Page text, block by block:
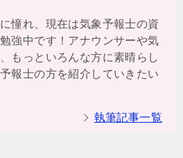
憧れ、現在は気象予報士の資
強中です！アナウンサーや気
もっといろんな方に素晴らし
報士の方を紹介していきたい
執筆記事一覧